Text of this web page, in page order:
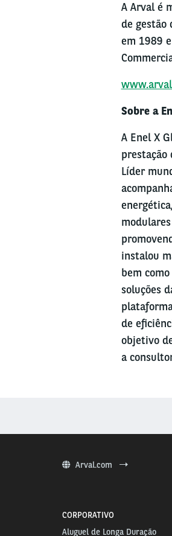
A Arval é
de gestão
em 1989
Sobre a
A Enel X
prestação
Líder
instalou
bem
soluções
de
objetivo
a
Arval.com
CORPORATIVO
Aluguel de Longa Duração